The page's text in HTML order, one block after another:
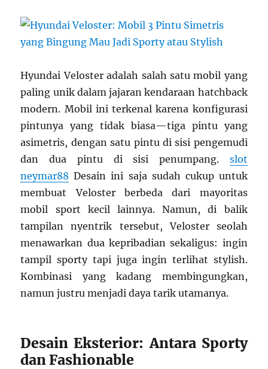
Hyundai Veloster adalah salah satu mobil yang
paling unik dalam jajaran kendaraan hatchback
modern. Mobil ini terkenal karena konfigurasi
pintunya yang tidak biasa—tiga pintu yang
asimetris, dengan satu pintu di sisi pengemudi
dan dua pintu di sisi penumpang. slot
neymar88 Desain ini saja sudah cukup untuk
membuat Veloster berbeda dari mayoritas
mobil sport kecil lainnya. Namun, di balik
tampilan nyentrik tersebut, Veloster seolah
menawarkan dua kepribadian sekaligus: ingin
tampil sporty tapi juga ingin terlihat stylish.
Kombinasi yang kadang membingungkan,
namun justru menjadi daya tarik utamanya.
Desain Eksterior: Antara Sporty
dan Fashionable